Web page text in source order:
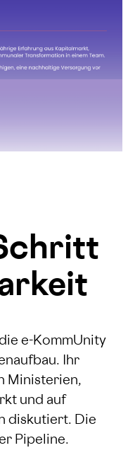
e-KommUnity
Ihr
Ministerien,
und auf
diskutiert. Die
Pipeline.